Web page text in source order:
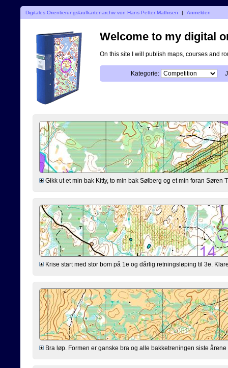
Digitales Orientierungslaufkartenarchiv von Hans Petter Mathisen | Anmelden
Welcome to my digital
On this site I will publish maps, courses and
Kategorie:
Gikk ut et min bak Kitty, to min bak Sølberg og et min foran
Krise start med stor bom på 1e og dårlig retningsløping til 3e.
Bra løp. Formen er ganske bra og alle bakketreningen siste